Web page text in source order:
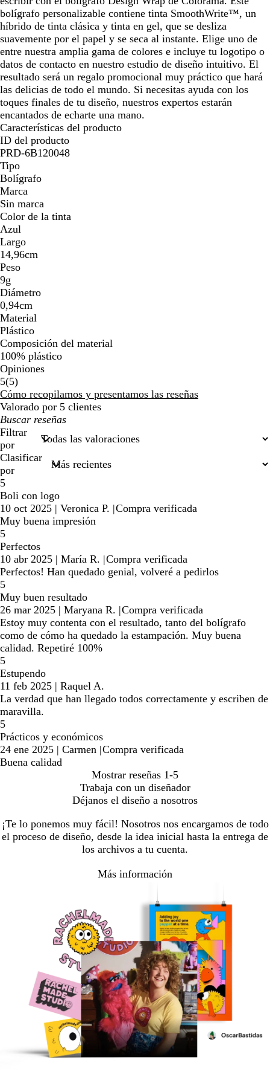
f
l
u
o
r
e
s
c
e
n
t
e
i
l
l
o
n
j
a
f
r
í
o
ó
n
o
d
o
m
a
r
i
n
o
e
a
z
u
l
a
d
o
e
c
o
bolígrafo personalizable contiene tinta SmoothWrite™, un
híbrido de tinta clásica y tinta en gel, que se desliza
suavemente por el papel y se seca al instante. Elige uno de
entre nuestra amplia gama de colores e incluye tu logotipo o
datos de contacto en nuestro estudio de diseño intuitivo. El
resultado será un regalo promocional muy práctico que hará
las delicias de todo el mundo. Si necesitas ayuda con los
toques finales de tu diseño, nuestros expertos estarán
encantados de echarte una mano.
Características del producto
ID del producto
PRD-6B120048
Tipo
Bolígrafo
Marca
Sin marca
Color de la tinta
Azul
Largo
14,96cm
Peso
9g
Diámetro
0,94cm
Material
Plástico
Composición del material
100% plástico
Opiniones
5(55
reseñas
)
Cómo recopilamos y presentamos las reseñas
Valorado por 5 clientes
Mis
búsquedas
Filtrar
por
Clasificar
por
5
Boli con logo
10 oct 2025 | Veronica P. |Compra verificada
Muy buena impresión
5
Perfectos
10 abr 2025 | María R. |Compra verificada
Perfectos! Han quedado genial, volveré a pedirlos
5
Muy buen resultado
26 mar 2025 | Maryana R. |Compra verificada
Estoy muy contenta con el resultado, tanto del bolígrafo
como de cómo ha quedado la estampación. Muy buena
calidad. Repetiré 100%
5
Estupendo
11 feb 2025 | Raquel A.
La verdad que han llegado todos correctamente y escriben de
maravilla.
5
Prácticos y económicos
24 ene 2025 | Carmen |Compra verificada
Buena calidad
Mostrar reseñas 1-5
Trabaja con un diseñador
Déjanos el diseño a nosotros
¡Te lo ponemos muy fácil! Nosotros nos encargamos de todo
el proceso de diseño, desde la idea inicial hasta la entrega de
los archivos a tu cuenta.
Más información